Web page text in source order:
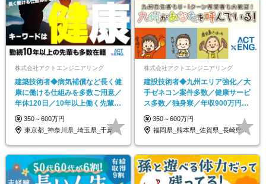
株式会社アクトエンジニアリング
建築技術者◆病気補償など長く健
康に働ける仕組みを多数ご用意／
年休120日／10年以上働く先輩も
多数！
350～600万円
東京都_神奈川県_埼玉県_千葉県_大阪府…
株式会社アクトエンジニアリング
建設技術者◆九州エリア強化／大
手ゼネコン案件多数／健康サービ
ス多数／独身寮／年収900万円以
上の先輩も
350～600万円
福岡県_熊本県_佐賀県_長崎県_大分県_…